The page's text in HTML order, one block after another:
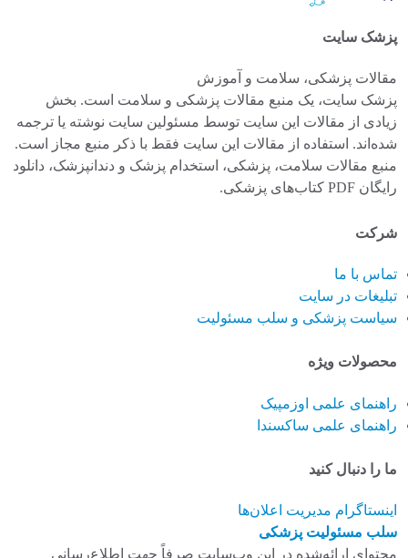
پزشک سایت
مقالات پزشکی، سلامت و آموزش
پزشک سایت، یک منبع مقالات پزشکی و سلامت است. بخش
زیادی از مقالات این سایت توسط مسئولین سایت نوشته یا ترجمه
شده‌اند. استفاده از مقالات این سایت فقط با ذکر منبع مجاز است.
منبع مقالات سلامت، پزشکی، استخدام پزشک و دندانپزشک، دانلود
رایگان PDF کتاب‌های پزشکی.
شرکت
تماس با ما
تبلیغات در سایت
سیاست پزشکی و سلب مسئولیت
محصولات ویژه
راهنمای علمی اوزمپیک
راهنمای علمی ساکسندا
ما را دنبال کنید
اینستاگرام مدیریت اعلان‌ها
سلب مسئولیت پزشکی
محتوای ارائه‌شده در این وب‌سایت صرفاً جهت اطلاع‌رسانی